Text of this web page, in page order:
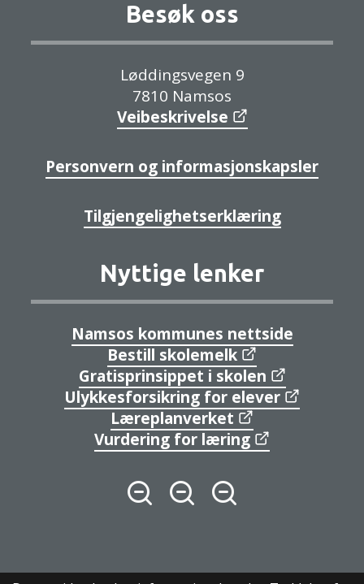
Besøk oss
Løddingsvegen 9
7810 Namsos
Veibeskrivelse
Personvern og informasjonskapsler
Tilgjengelighetserklæring
Nyttige lenker
Namsos kommunes nettside
Bestill skolemelk
Gratisprinsippet i skolen
Ulykkesforsikring for elever
Læreplanverket
Vurdering for læring